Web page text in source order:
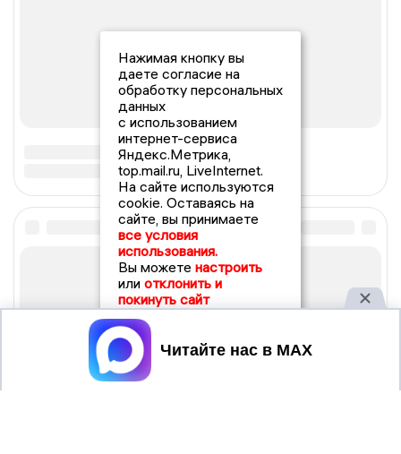
Нажимая кнопку вы
даете согласие на
обработку персональных
данных
с использованием
интернет-сервиса
Яндекс.Метрика,
top.mail.ru, LiveInternet.
На сайте используются
cookie. Оставаясь на
сайте, вы принимаете
все условия
использования.
Вы можете настроить
или отклонить и
покинуть сайт
Принять